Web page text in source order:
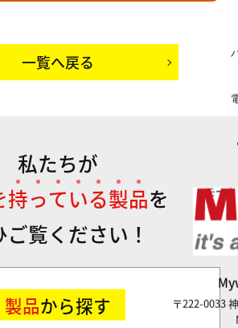
モー
〒222-0033
一覧へ戻る
私たちが
持っている製品を
ご覧ください！
製品から探す